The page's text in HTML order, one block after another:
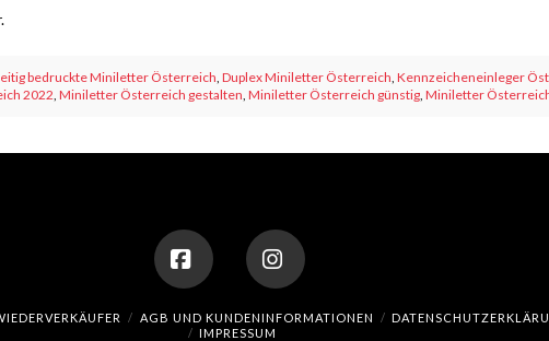
bedruckte Miniletter Österreich ,Duplex Miniletter Österreich ,Kennzeicheneinleger
2022 Miniletter Österreich gestalten Miniletter Österreich günstig, Miniletter
FacebookInstagram
AGB UND KUNDENINFORMATIONEN
IMPRESSUM